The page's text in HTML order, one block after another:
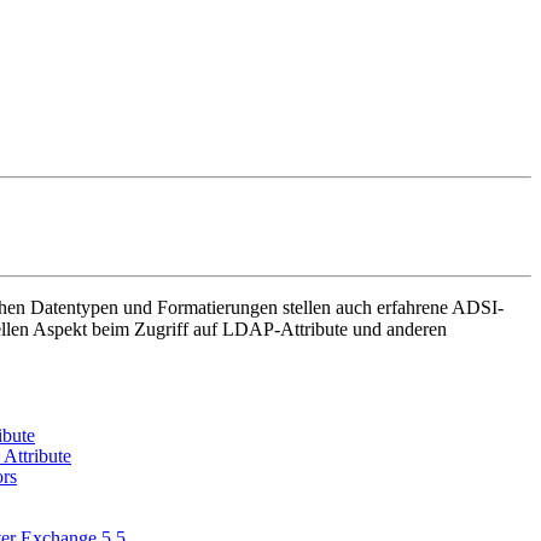
Datentypen und Formatierungen stellen auch erfahrene ADSI-
Aspekt beim Zugriff auf LDAP-Attribute und anderen
Attribute